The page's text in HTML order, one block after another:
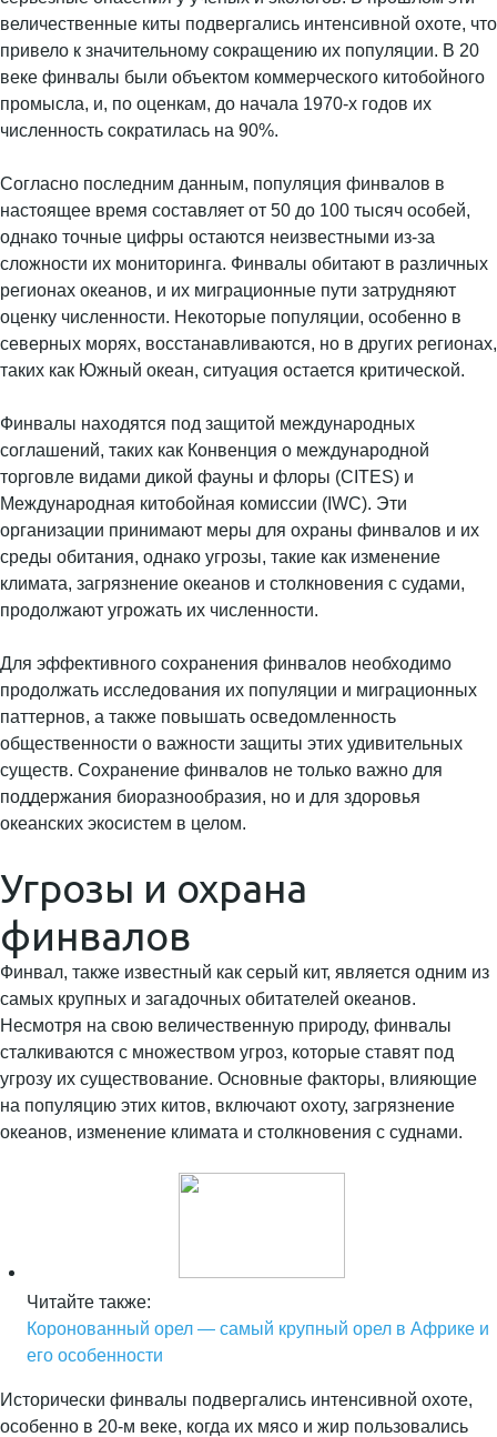
величественные киты подвергались интенсивной охоте, что
привело к значительному сокращению их популяции. В 20
веке финвалы были объектом коммерческого китобойного
промысла, и, по оценкам, до начала 1970-х годов их
численность сократилась на 90%.
Согласно последним данным, популяция финвалов в
настоящее время составляет от 50 до 100 тысяч особей,
однако точные цифры остаются неизвестными из-за
сложности их мониторинга. Финвалы обитают в различных
регионах океанов, и их миграционные пути затрудняют
оценку численности. Некоторые популяции, особенно в
северных морях, восстанавливаются, но в других регионах,
таких как Южный океан, ситуация остается критической.
Финвалы находятся под защитой международных
соглашений, таких как Конвенция о международной
торговле видами дикой фауны и флоры (CITES) и
Международная китобойная комиссии (IWC). Эти
организации принимают меры для охраны финвалов и их
среды обитания, однако угрозы, такие как изменение
климата, загрязнение океанов и столкновения с судами,
продолжают угрожать их численности.
Для эффективного сохранения финвалов необходимо
продолжать исследования их популяции и миграционных
паттернов, а также повышать осведомленность
общественности о важности защиты этих удивительных
существ. Сохранение финвалов не только важно для
поддержания биоразнообразия, но и для здоровья
океанских экосистем в целом.
Угрозы и охрана
финвалов
Финвал, также известный как серый кит, является одним из
самых крупных и загадочных обитателей океанов.
Несмотря на свою величественную природу, финвалы
сталкиваются с множеством угроз, которые ставят под
угрозу их существование. Основные факторы, влияющие
на популяцию этих китов, включают охоту, загрязнение
океанов, изменение климата и столкновения с суднами.
Читайте также:
Коронованный орел — самый крупный орел в Африке и
его особенности
Исторически финвалы подвергались интенсивной охоте,
особенно в 20-м веке, когда их мясо и жир пользовались